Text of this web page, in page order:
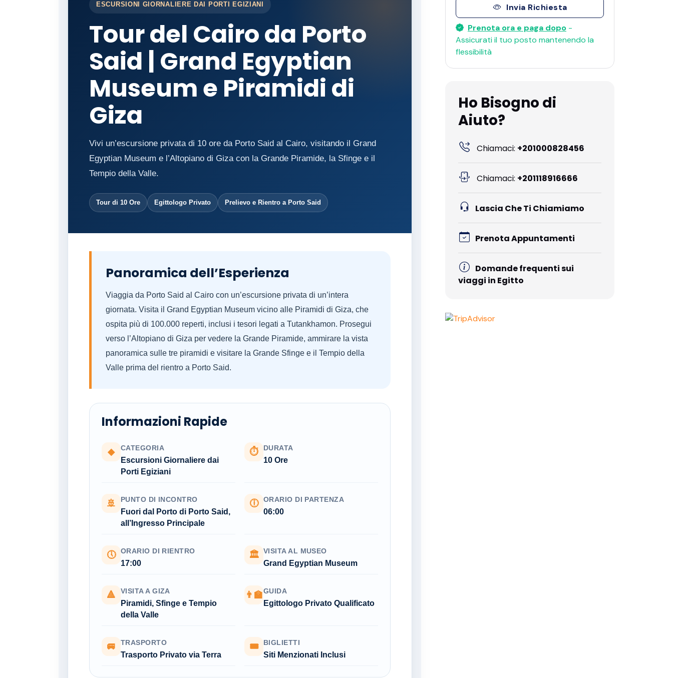
ESCURSIONI GIORNALIERE DAI PORTI EGIZIANI
Tour del Cairo da Porto
Said | Grand Egyptian
Museum e Piramidi di
Giza
Vivi un’escursione privata di 10 ore da Porto Said al Cairo, visitando il Grand
Egyptian Museum e l’Altopiano di Giza con la Grande Piramide, la Sfinge e il
Tempio della Valle.
Tour di 10 Ore Egittologo Privato Prelievo e Rientro a Porto Said
Panoramica dell’Esperienza
Viaggia da Porto Said al Cairo con un’escursione privata di un’intera
giornata. Visita il Grand Egyptian Museum vicino alle Piramidi di Giza, che
ospita più di 100.000 reperti, inclusi i tesori legati a Tutankhamon. Prosegui
verso l’Altopiano di Giza per vedere la Grande Piramide, ammirare la vista
panoramica sulle tre piramidi e visitare la Grande Sfinge e il Tempio della
Valle prima del rientro a Porto Said.
Informazioni Rapide
◆ CATEGORIA
Escursioni Giornaliere dai
Porti Egiziani
⏱ DURATA
10 Ore
🚢 PUNTO DI INCONTRO
Fuori dal Porto di Porto Said,
all’Ingresso Principale
🕕 ORARIO DI PARTENZA
06:00
🕔 ORARIO DI RIENTRO
17:00
🏛 VISITA AL MUSEO
Grand Egyptian Museum
🔺 VISITA A GIZA
Piramidi, Sfinge e Tempio
della Valle
👨‍🏫GUIDA
Egittologo Privato Qualificato
🚐 TRASPORTO
Trasporto Privato via Terra
🎟 BIGLIETTI
Siti Menzionati Inclusi
Invia Richiesta
Prenota ora e paga dopo -
Assicurati il ​​tuo posto mantenendo la
flessibilità
Ho Bisogno di
Aiuto?
Chiamaci: +201000828456
Chiamaci: +201118916666
Lascia Che Ti Chiamiamo
Prenota Appuntamenti
Domande frequenti sui
viaggi in Egitto